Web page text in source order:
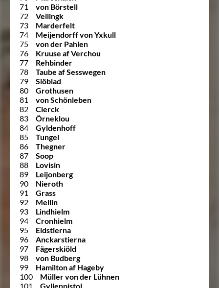
71
von Börstell
72
Vellingk
73
Marderfelt
74
Meijendorff von Yxkull
75
von der Pahlen
76
Kruuse af Verchou
77
Rehbinder
78
Taube af Sesswegen
79
Siöblad
80
Grothusen
81
von Schönleben
82
Clerck
83
Örneklou
84
Gyldenhoff
85
Tungel
86
Thegner
87
Soop
88
Lovisin
89
Leijonberg
90
Nieroth
91
Grass
92
Mellin
93
Lindhielm
94
Cronhielm
95
Eldstierna
96
Anckarstierna
97
Fägerskiöld
98
von Budberg
99
Hamilton af Hageby
100
Müller von der Lühnen
101
Gyllenpistol